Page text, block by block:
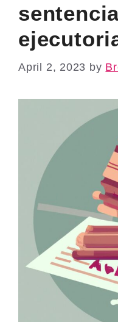
April 2, 2023 by